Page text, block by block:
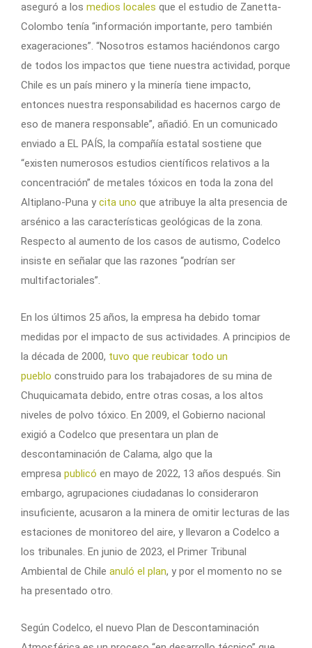
aseguró a los medios locales que el estudio de Zanetta-
Colombo tenía “información importante, pero también
exageraciones”. “Nosotros estamos haciéndonos cargo
de todos los impactos que tiene nuestra actividad, porque
Chile es un país minero y la minería tiene impacto,
entonces nuestra responsabilidad es hacernos cargo de
eso de manera responsable”, añadió. En un comunicado
enviado a EL PAÍS, la compañía estatal sostiene que
“existen numerosos estudios científicos relativos a la
concentración” de metales tóxicos en toda la zona del
Altiplano-Puna y cita uno que atribuye la alta presencia de
arsénico a las características geológicas de la zona.
Respecto al aumento de los casos de autismo, Codelco
insiste en señalar que las razones “podrían ser
multifactoriales”.
En los últimos 25 años, la empresa ha debido tomar
medidas por el impacto de sus actividades. A principios de
la década de 2000, tuvo que reubicar todo un
pueblo construido para los trabajadores de su mina de
Chuquicamata debido, entre otras cosas, a los altos
niveles de polvo tóxico. En 2009, el Gobierno nacional
exigió a Codelco que presentara un plan de
descontaminación de Calama, algo que la
empresa publicó en mayo de 2022, 13 años después. Sin
embargo, agrupaciones ciudadanas lo consideraron
insuficiente, acusaron a la minera de omitir lecturas de las
estaciones de monitoreo del aire, y llevaron a Codelco a
los tribunales. En junio de 2023, el Primer Tribunal
Ambiental de Chile anuló el plan, y por el momento no se
ha presentado otro.
Según Codelco, el nuevo Plan de Descontaminación